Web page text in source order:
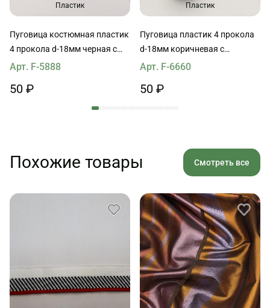
Пластик
Пуговица костюмная пластик
4 прокола d-18мм черная с
серыми вкраплениями
Арт. F-5888
50 ₽
Пластик
Пуговица пластик 4 прокола
d-18мм коричневая с
надписью
Арт. F-6660
50 ₽
Похожие товары Смотреть все